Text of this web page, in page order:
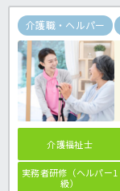
介護職・ヘルパー
介護福祉士
実務者研修（ヘルパー1
級）